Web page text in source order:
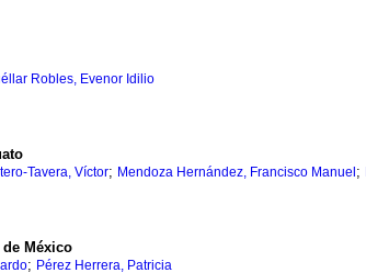
Robles, Evenor Idilio
Tavera, Víctor; Mendoza Hernández, Francisco Manuel ;
México
; Pérez Herrera, Patricia